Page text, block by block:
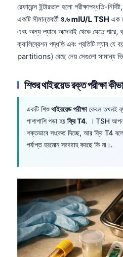
রেফারেন্স ইন্টারভাল হলো পরীক্ষাপদ্ধতি-
একটি সীমান্তবর্তী ৪.৬ mIU/L TSH এক
এবং অন্য ল্যাবে অদেখাই থেকে যেতে পারে,
ক্যালিব্রেশন পদ্ধতি এবং প্রতিটি ল্যাব
partitions) বেছে নেয় সেগুলো সামান্য
শিশুর থাইরয়েড রক্ত পরীক্ষা
একটি শিশু থাইরয়েড পরীক্ষাকেবল তখনই
পাশাপাশি পড়া হয় ফ্রি T4. । TSH
শক্তভাবে সংকেত দিচ্ছে, আর ফ্রি T4
পর্যাপ্ত হরমোন সরবরাহ করছে কি না।.